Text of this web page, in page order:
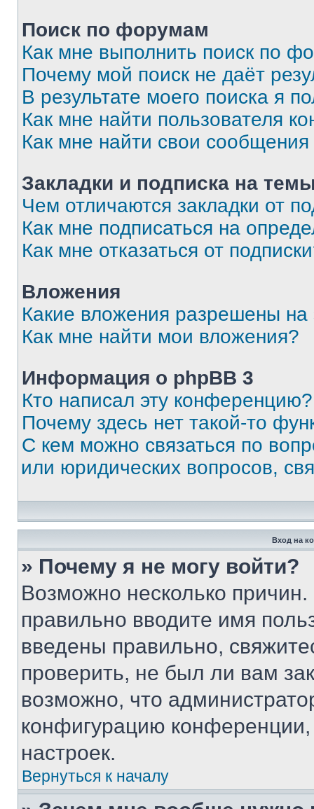
Поиск по форумам
Как мне выполнить поиск по
Почему мой поиск не даёт
В результате моего поиска я
Как мне найти пользователя
Как мне найти свои
Закладки и подписка на
Чем отличаются закладки от
Как мне подписаться на
Как мне отказаться от
Вложения
Какие вложения разрешены
Как мне найти мои вложения?
Информация о phpBB 3
Кто написал эту конференцию?
Почему здесь нет такой-то
С кем можно связаться по
или юридических вопросов,
Вход на
» Почему я не могу войти?
Возможно несколько
правильно вводите имя
введены правильно,
проверить, не был ли вам
возможно, что
конфигурацию
настроек.
Вернуться к началу